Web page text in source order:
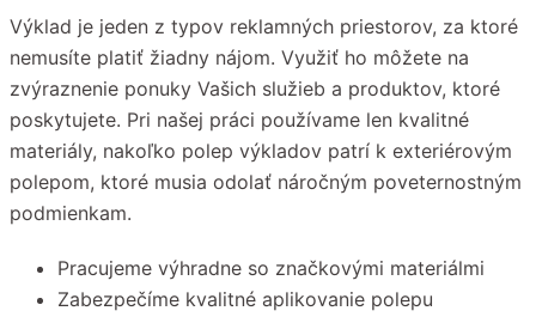
Výklad je jeden z typov reklamných priestorov, za ktoré
nemusíte platiť žiadny nájom. Využiť ho môžete na
zvýraznenie ponuky Vašich služieb a produktov, ktoré
poskytujete. Pri našej práci používame len kvalitné
materiály, nakoľko polep výkladov patrí k exteriérovým
polepom, ktoré musia odolať náročným poveternostným
podmienkam.
Pracujeme výhradne so značkovými materiálmi
Zabezpečíme kvalitné aplikovanie polepu